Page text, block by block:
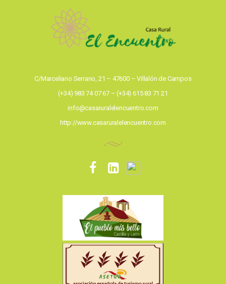
C/Marceliano Serrano, 21 – 47600 – Villalón de Campos
(+34) 983 74 07 67 – (+34) 615 83 71 21
info@casaruralelencuentro.com
http://www.casaruralelencuentro.com